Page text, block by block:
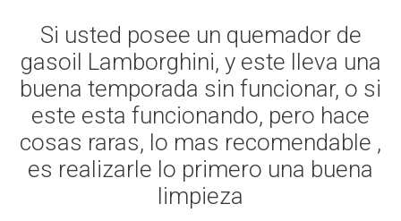
Si usted posee un quemador de
gasoil Lamborghini, y este lleva una
buena temporada sin funcionar, o si
este esta funcionando, pero hace
cosas raras, lo mas recomendable ,
es realizarle lo primero una buena
limpieza